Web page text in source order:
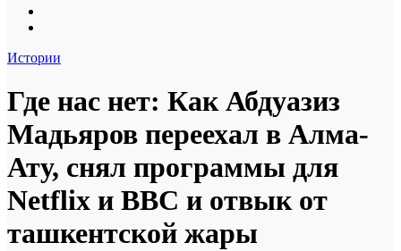
Истории
Где нас нет: Как Абдуазиз
Мадьяров переехал в Алма-
Ату, снял программы для
Netflix и BBC и отвык от
ташкентской жары